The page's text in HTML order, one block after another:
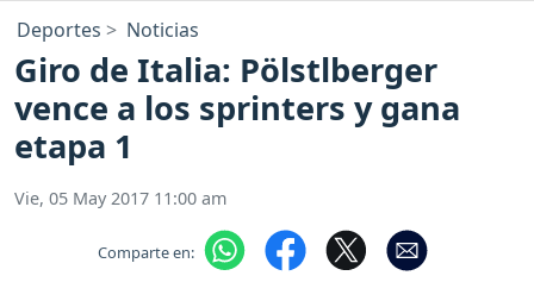
Deportes Noticias
Giro de Italia: Pölstlberger
vence a los sprinters y gana
etapa 1
Vie, 05 May 2017 11:00 am
Comparte en: